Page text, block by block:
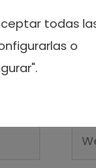
todas
o